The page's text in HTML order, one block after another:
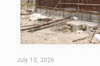
July 13, 2026